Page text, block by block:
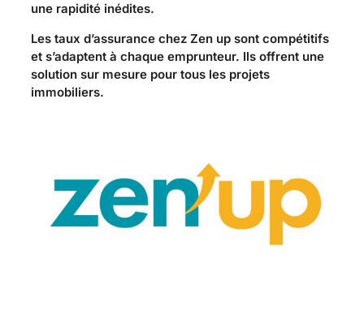
une rapidité inédites.
Les taux d’assurance chez Zen up sont compétitifs
et s’adaptent à chaque emprunteur. Ils offrent une
solution sur mesure pour tous les projets
immobiliers.